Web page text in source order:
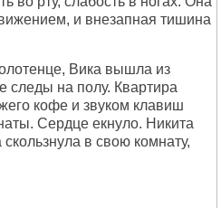
и внезапная тишина
Вика вышла из
следы на полу. Квартира
кофе и звуком клавиш
Сердце екнуло. Никита
в свою комнату,